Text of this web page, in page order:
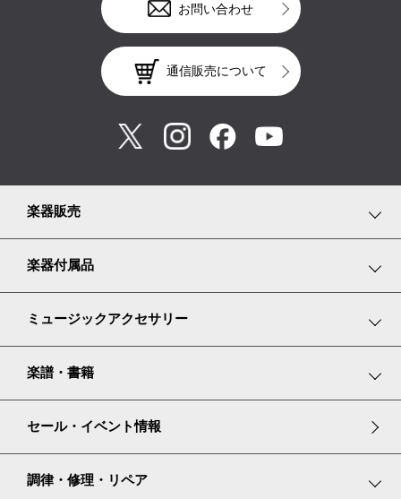
お問い合わせ
通信販売について
楽器販売
鍵盤楽器
弦楽器
管楽器
楽器付属品
鍵盤楽器小物
弦楽器小物
管楽器小物
ミュージックアクセサリー
リトミックスカーフ
グランドピアノ譜面台カバー
ピアノ耐震・防振グッズ
楽譜・書籍
楽譜コーナーのご紹介
楽譜専門ショップ miyajibooks.com
セール・イベント情報
調律・修理・リペア